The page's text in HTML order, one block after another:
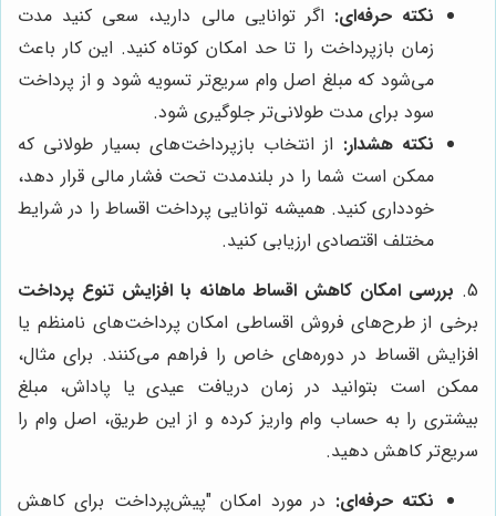
نکته حرفه‌ای: اگر توانایی مالی دارید، سعی کنید مدت
زمان بازپرداخت را تا حد امکان کوتاه کنید. این کار باعث
می‌شود که مبلغ اصل وام سریع‌تر تسویه شود و از پرداخت
سود برای مدت طولانی‌تر جلوگیری شود.
نکته هشدار: از انتخاب بازپرداخت‌های بسیار طولانی که
ممکن است شما را در بلندمدت تحت فشار مالی قرار دهد،
خودداری کنید. همیشه توانایی پرداخت اقساط را در شرایط
مختلف اقتصادی ارزیابی کنید.
5. بررسی امکان کاهش اقساط ماهانه با افزایش تنوع پرداخت
برخی از طرح‌های فروش اقساطی امکان پرداخت‌های نامنظم یا
افزایش اقساط در دوره‌های خاص را فراهم می‌کنند. برای مثال،
ممکن است بتوانید در زمان دریافت عیدی یا پاداش، مبلغ
بیشتری را به حساب وام واریز کرده و از این طریق، اصل وام را
سریع‌تر کاهش دهید.
نکته حرفه‌ای: در مورد امکان "پیش‌پرداخت برای کاهش